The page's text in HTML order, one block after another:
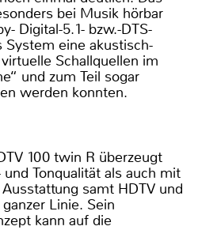
bei Musik hörbar
Digital-5.1- bzw.-DTS-
System eine akustisch-
Schallquellen im
und zum Teil sogar
werden konnten.
100 twin R überzeugt
Tonqualität als auch mit
samt HDTV und
Linie. Sein
kann auf die